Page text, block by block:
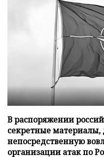
В распоряжении
секретные
непосредственную
организации атак по